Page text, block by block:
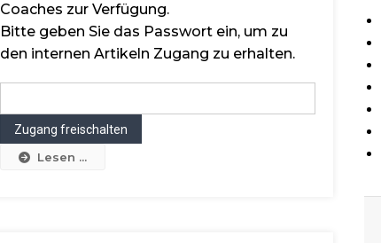
Coaches zur Verfügung.
Bitte geben Sie das Passwort ein, um zu
den internen Artikeln Zugang zu erhalten.
Lesen ...